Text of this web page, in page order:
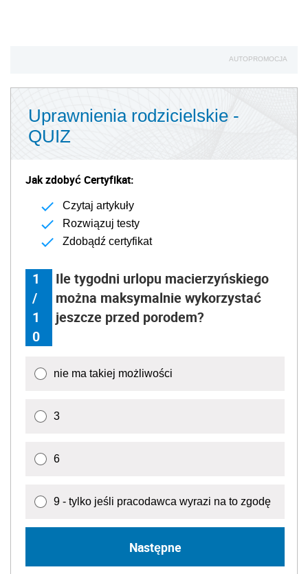
AUTOPROMOCJA
Uprawnienia rodzicielskie -
QUIZ
Jak zdobyć Certyfikat:
Czytaj artykuły
Rozwiązuj testy
Zdobądź certyfikat
1
/
1
0
Ile tygodni urlopu macierzyńskiego
można maksymalnie wykorzystać
jeszcze przed porodem?
nie ma takiej możliwości
3
6
9 - tylko jeśli pracodawca wyrazi na to zgodę
Następne